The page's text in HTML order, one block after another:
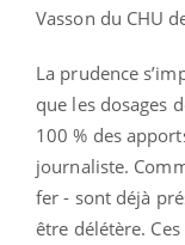
Vasson du CHU
La prudence
que les dosages
100 % des
journaliste.
fer - sont déjà
être délétère.